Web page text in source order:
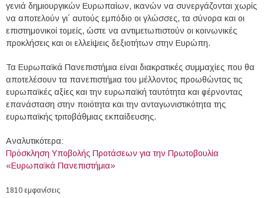
γενιά δημιουργικών Ευρωπαίων, ικανών να συνεργάζονται χωρίς
να αποτελούν γι΄ αυτούς εμπόδιο οι γλώσσες, τα σύνορα και οι
επιστημονικοί τομείς, ώστε να αντιμετωπιστούν οι κοινωνικές
προκλήσεις και οι ελλείψεις δεξιοτήτων στην Ευρώπη.
Τα Ευρωπαϊκά Πανεπιστήμια είναι διακρατικές συμμαχίες που θα
αποτελέσουν τα πανεπιστήμια του μέλλοντος προωθώντας τις
ευρωπαϊκές αξίες και την ευρωπαϊκή ταυτότητα και φέρνοντας
επανάσταση στην ποιότητα και την ανταγωνιστικότητα της
ευρωπαϊκής τριτοβάθμιας εκπαίδευσης.
Αναλυτικότερα:
Πρόσκληση Υποβολής Προτάσεων για την Πρωτοβουλία
«Ευρωπαϊκά Πανεπιστήμια»
1810 εμφανίσεις